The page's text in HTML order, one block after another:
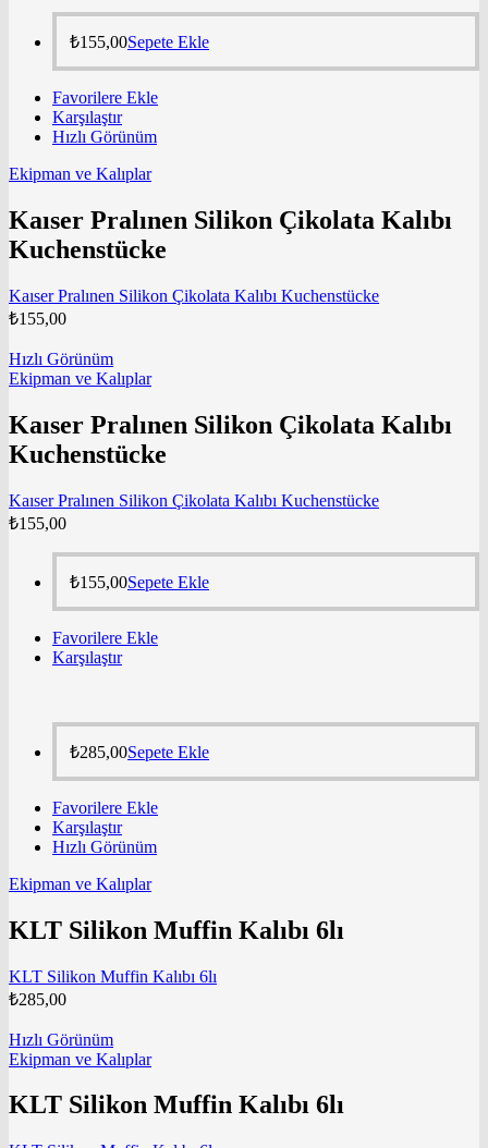
₺155,00Sepete Ekle
Favorilere Ekle
Karşılaştır
Hızlı Görünüm
Ekipman ve Kalıplar
Kaıser Pralınen Silikon Çikolata Kalıbı
Kuchenstücke
Kaıser Pralınen Silikon Çikolata Kalıbı Kuchenstücke
₺155,00
Hızlı Görünüm
Ekipman ve Kalıplar
Kaıser Pralınen Silikon Çikolata Kalıbı
Kuchenstücke
Kaıser Pralınen Silikon Çikolata Kalıbı Kuchenstücke
₺155,00
₺155,00Sepete Ekle
Favorilere Ekle
Karşılaştır
₺285,00Sepete Ekle
Favorilere Ekle
Karşılaştır
Hızlı Görünüm
Ekipman ve Kalıplar
KLT Silikon Muffin Kalıbı 6lı
KLT Silikon Muffin Kalıbı 6lı
₺285,00
Hızlı Görünüm
Ekipman ve Kalıplar
KLT Silikon Muffin Kalıbı 6lı